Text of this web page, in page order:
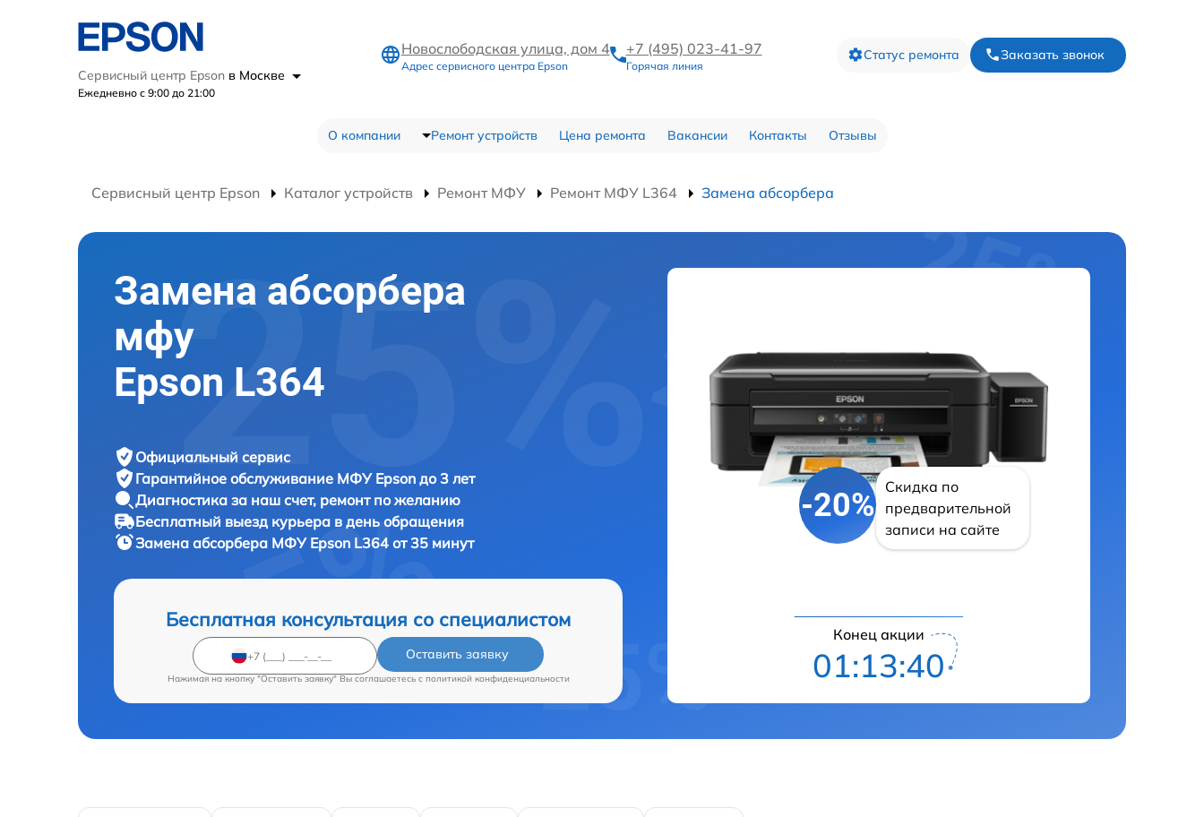
Сервисный центр Epson в Москве
Ежедневно с 9:00 до 21:00
Новослободская улица, дом 4
Адрес сервисного центра Epson
+7 (495) 023-41-97
Горячая линия
Статус ремонта Заказать звонок
О компании Ремонт устройств Цена ремонта Вакансии Контакты Отзывы
Сервисный центр Epson Каталог устройств Ремонт МФУ Ремонт МФУ L364 Замена абсорбера
Замена абсорбера
мфу
Epson L364
Официальный сервис
Гарантийное обслуживание МФУ Epson до 3 лет
Диагностика за наш счет, ремонт по желанию
Бесплатный выезд курьера в день обращения
Замена абсорбера МФУ Epson L364 от 35 минут
Бесплатная консультация со специалистом
Оставить заявку
Нажимая на кнопку "Оставить заявку" Вы соглашаетесь c политикой конфиденциальности
-20%
Скидка по
предварительной
записи на сайте
Конец акции
01:13:39